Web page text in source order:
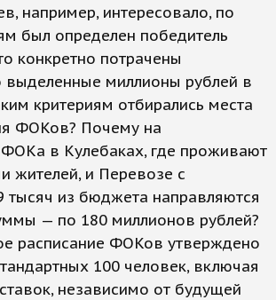
например, интересовало, по
был определен победитель
конкретно потрачены
выделенные миллионы рублей в
критериям отбирались места
ФОКов? Почему на
ФОКа в Кулебаках, где проживают
жителей, и Перевозе с
тысяч из бюджета направляются
— по 180 миллионов рублей?
расписание ФОКов утверждено
100 человек, включая
независимо от будущей